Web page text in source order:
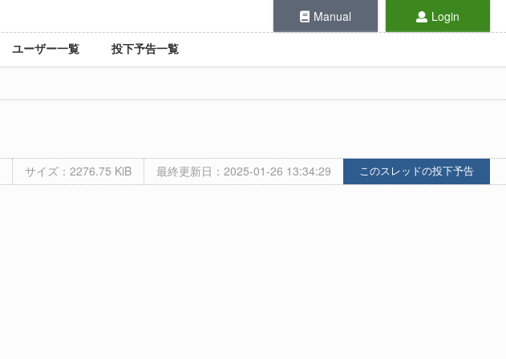
Manual Login
ユーザー一覧 投下予告一覧
サイズ：2276.75 KiB 最終更新日：2025-01-26 13:34:29 このスレッドの投下予告